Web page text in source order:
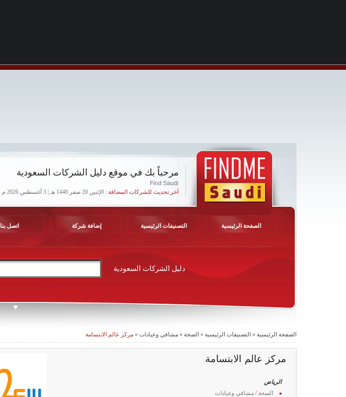
مرحباً بك في موقع دليل الشركات السعودية
Find Saudi
آخر تحديث للشركات المضافة : الإثنين 20 صفر 1448 هـ | 3 أغسطس 2026 م
الصفحة الرئيسية التصنيفات الرئيسية إضافة شركة اتصل بنا
دليل الشركات السعودية
الصفحة الرئيسية » التصنيفات الرئيسية » الصحة » مشافي وعيادات » مركز عالم الابتسامة
مركز عالم الابتسامة
الرياض
الصحة / مشافي وعيادات